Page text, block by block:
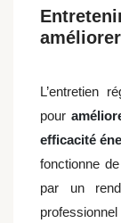
L’entretien
pour
efficacité
fonctionne
par un